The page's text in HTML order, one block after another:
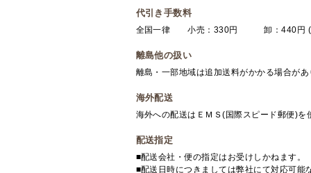
代引き手数料
全国一律 小売：330円 卸：440円 (
離島他の扱い
離島・一部地域は追加送料がかかる場合が
海外配送
海外への配送はＥＭＳ(国際スピード郵便)
配送指定
■配送会社・便の指定はお受けしかねます。
■配送日時につきましては弊社にて対応可能